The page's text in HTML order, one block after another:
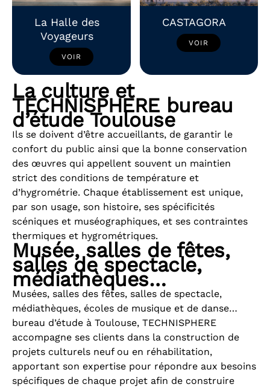
La Halle des
Voyageurs
VOIR
CASTAGORA
VOIR
La culture et
TECHNISPHERE bureau
d’étude Toulouse
Ils se doivent d’être accueillants, de garantir le
confort du public ainsi que la bonne conservation
des œuvres qui appellent souvent un maintien
strict des conditions de température et
d’hygrométrie. Chaque établissement est unique,
par son usage, son histoire, ses spécificités
scéniques et muséographiques, et ses contraintes
thermiques et hygrométriques.
Musée, salles de fêtes,
salles de spectacle,
médiathèques…
Musées, salles des fêtes, salles de spectacle,
médiathèques, écoles de musique et de danse…
bureau d’étude à Toulouse, TECHNISPHERE
accompagne ses clients dans la construction de
projets culturels neuf ou en réhabilitation,
apportant son expertise pour répondre aux besoins
spécifiques de chaque projet afin de construire